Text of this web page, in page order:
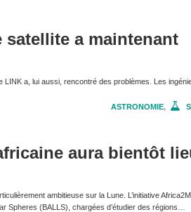
satellite a maintenant
LINK a, lui aussi, rencontré des problèmes. Les
ASTRONOMIE,
aura bientôt
ambitieuse sur la Lune. L’initiative
Spheres (BALLS), chargées d’étudier des régions…